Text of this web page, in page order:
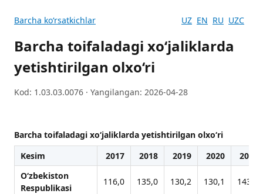
Barcha koʻrsatkichlar UZ EN RU UZC
Barcha toifaladagi xo‘jaliklarda
yetishtirilgan olxo‘ri
Kod: 1.03.03.0076 · Yangilangan: 2026-04-28
Barcha toifaladagi xo‘jaliklarda yetishtirilgan olxo‘ri
Kesim
2017 2018 2019 2020
2021
O‘zbekiston
Respublikasi
116,0 135,0 130,2 130,1 143,6